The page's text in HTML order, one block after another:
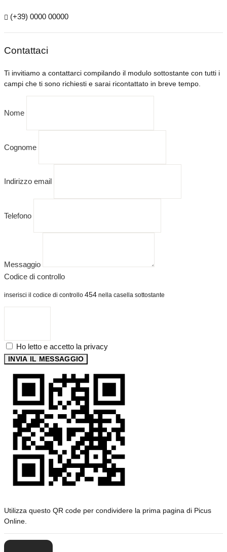
(+39) 0000 00000
Contattaci
Ti invitiamo a contattarci compilando il modulo sottostante con tutti i
campi che ti sono richiesti e sarai ricontattato in breve tempo.
Nome
Cognome
Indirizzo email
Telefono
Messaggio
Codice di controllo
inserisci il codice di controllo 454 nella casella sottostante
Ho letto e accetto la privacy
INVIA IL MESSAGGIO
Utilizza questo QR code per condividere la prima pagina di Picus
Online.